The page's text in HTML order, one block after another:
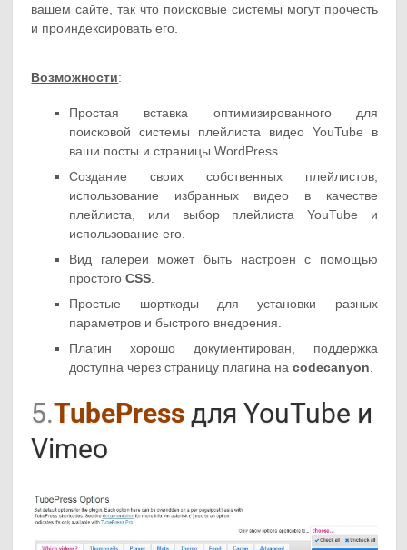
вашем сайте, так что поисковые системы могут прочесть
и проиндексировать его.
Возможности:
Простая вставка оптимизированного для
поисковой системы плейлиста видео YouTube в
ваши посты и страницы WordPress.
Создание своих собственных плейлистов,
использование избранных видео в качестве
плейлиста, или выбор плейлиста YouTube и
использование его.
Вид галереи может быть настроен с помощью
простогоCSS
Простые шорткоды для установки разных
параметров и быстрого внедрения.
Плагин хорошо документирован, поддержка
доступна через страницу плагина наcodecanyon
5.TubePress для YouTube и
Vimeo